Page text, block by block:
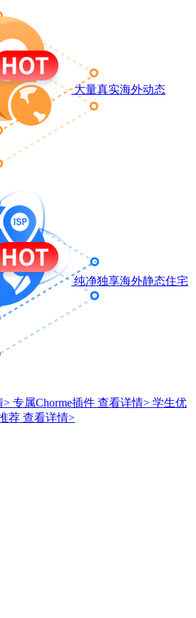
大量真实海外动态
纯净独享海外静态住宅
> 专属Chorme插件 查看详情> 学生优
荐 查看详情>